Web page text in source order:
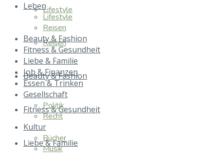
Lifestyle
Reisen
Beauty & Fashion
Fitness & Gesundheit
Liebe & Familie
Leben
Lifestyle
Reisen
Beauty & Fashion
Fitness & Gesundheit
Liebe & Familie
Job & Finanzen
Essen & Trinken
Gesellschaft
Politik
Recht
Kultur
Bücher
Musik